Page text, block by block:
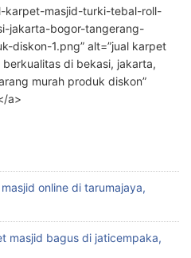
karpet-masjid-turki-tebal-roll-
jakarta-bogor-tangerang-
diskon-1.png” alt=”jual karpet
di bekasi, jakarta,
murah produk diskon”
a>
online di tarumajaya,
masjid bagus di jaticempaka,